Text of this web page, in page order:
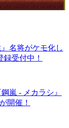
名将がケモ化し
受付中！
嵐 - メカラシ』
開催！